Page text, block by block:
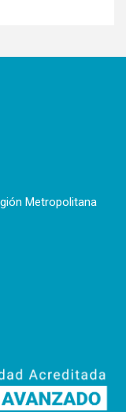
Metropolitana